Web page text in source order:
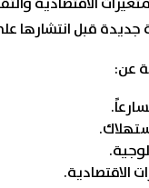
قبل انتشارها
عن:
الاقتصادية.